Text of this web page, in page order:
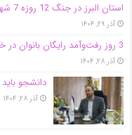
استان البرز در جنگ 12 روزه 7 شهید دانشجو تقدیم انقلاب کرد
آذر ۲۹, ۱۴۰۴
3 روز رفت‌وآمد رایگان بانوان در خطوط اتوبوسرانی شهری کرج
آذر ۲۸, ۱۴۰۴
دانشجو
آذر ۲۸, ۱۴۰۴